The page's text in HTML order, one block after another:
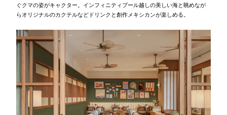
ぐクマの姿がキャクター。インフィニティプール越しの美しい海と眺めなが
らオリジナルのカクテルなどドリンクと創作メキシカンが楽しめる。